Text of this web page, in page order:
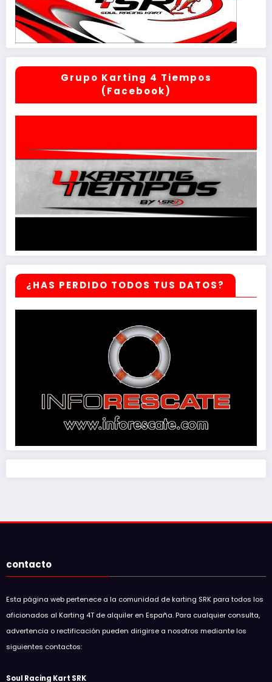
Grupo Karting 4 Tiempos
(Facebook)
¿HAS PERDIDO TODOS TUS DATOS?
contacto
Esta página web pertenece a la comunidad de karting SRK para todos los
aficionados al Karting 4T de alquiler en España. Para cualquier consulta,
advertencia o rectificación pueden dirigirse a nosotros mediante los
siguientes contactos:
Soul Racing Kart SRK